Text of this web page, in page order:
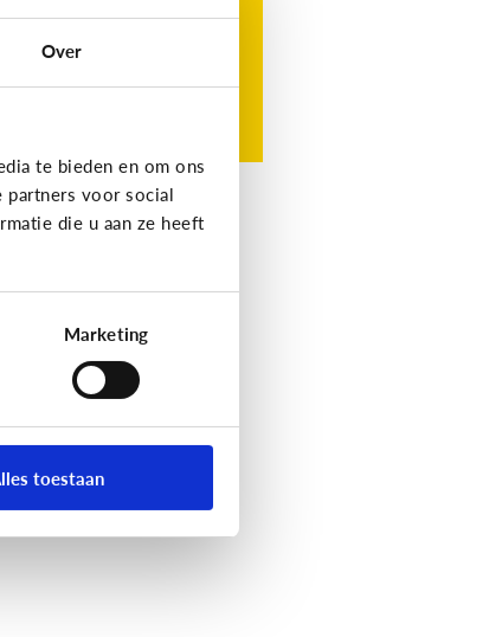
Over
te bieden en om ons
voor social
die u aan ze heeft
Marketing
toestaan